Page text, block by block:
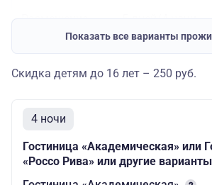
32100
1-местное
52000
Показать все варианты
Скидка детям до 16 лет – 250 руб.
4 ночи
Гостиница «Академическая» или
«Россо Рива» или другие варианты